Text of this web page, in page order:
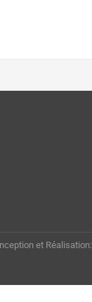
et Réalisation: